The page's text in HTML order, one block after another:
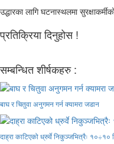
उद्धारका लागि घटनास्थलमा
प्रतिक्रिया दिनुहोस !
सम्बन्धित शीर्षकहरु :
बाघ र चितुवा अनुगमन गर्न क्यामरा जडान
दाह्रा काटिएको ध्रुर्वे निकुञ्जभित्रैः